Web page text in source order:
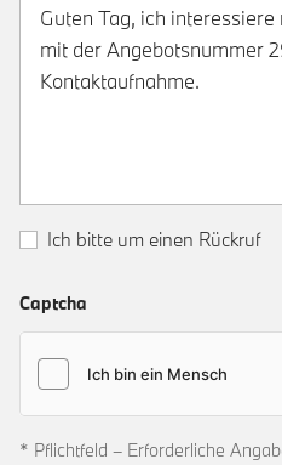
Ich bitte um einen Rückruf
Captcha
* Pflichtfeld – Erforderliche